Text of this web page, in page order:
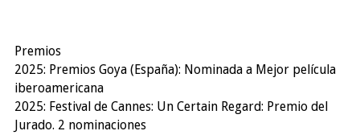
Premios
2025: Premios Goya (España): Nominada a Mejor película
iberoamericana
2025: Festival de Cannes: Un Certain Regard: Premio del
Jurado. 2 nominaciones